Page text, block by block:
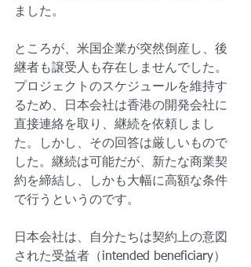
ました。
ところが、米国企業が突然倒産し、後
継者も譲受人も存在しませんでした。
プロジェクトのスケジュールを維持す
るため、日本会社は香港の開発会社に
直接連絡を取り、継続を依頼しまし
た。しかし、その回答は厳しいもので
した。継続は可能だが、新たな商業契
約を締結し、しかも大幅に高額な条件
で行うというのです。
日本会社は、自分たちは契約上の意図
された受益者（intended beneficiary）